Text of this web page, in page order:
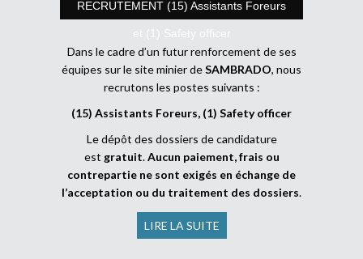
RECRUTEMENT (15) Assistants Foreurs
et (1) Safety officer
Dans le cadre d’un futur renforcement de ses
équipes sur le site minier deSAMBRADO, nous
recrutons les postes suivants :
(15) Assistants Foreurs, (1) Safety officer
Le dépôt des dossiers de candidature
est gratuit.Aucun paiement, frais ou
contrepartie ne sont exigés en échange de
l’acceptation ou du traitement des dossiers.
LIRE LA SUITE